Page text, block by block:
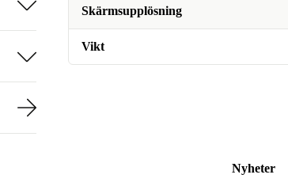
Skärmsupplösning
Vikt
Nyheter